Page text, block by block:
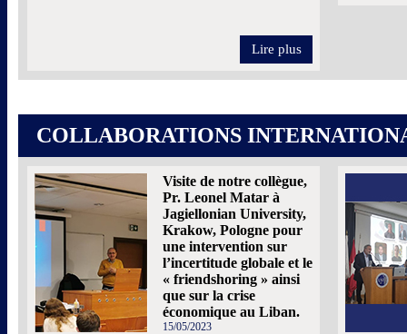
Lire plus
COLLABORATIONS
Visite de notre collègue,
Pr. Leonel Matar à
Jagiellonian University,
Krakow, Pologne pour
une intervention sur
l’incertitude globale et le
« friendshoring » ainsi
que sur la crise
économique au Liban.
15/05/2023